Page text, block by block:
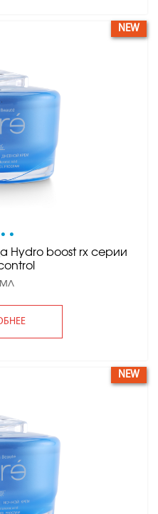
• •
Hydro boost rx серии
NEW
NEW